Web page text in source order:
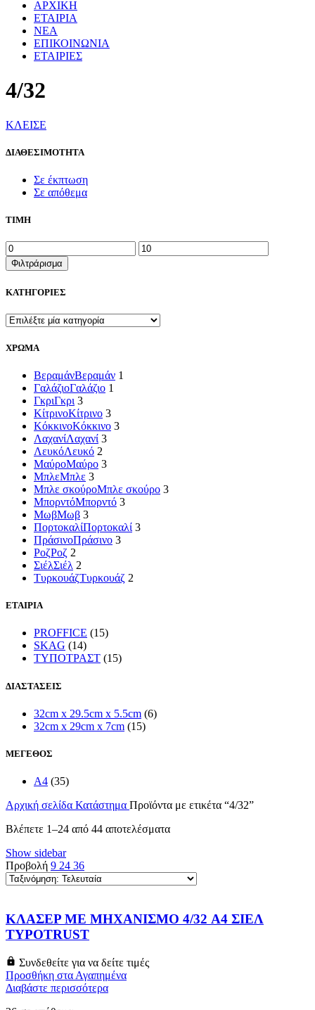
ΑΡΧΙΚΗ
ΕΤΑΙΡΙΑ
ΝΕΑ
ΕΠΙΚΟΙΝΩΝΙΑ
ΕΤΑΙΡΙΕΣ
4/32
ΚΛΕΙΣΕ
ΔΙΑΘΕΣΙΜΟΤΗΤΑ
Σε έκπτωση
Σε απόθεμα
ΤΙΜΗ
Ελάχιστη
τιμή
Μέγιστη
τιμή
Φιλτράρισμα
ΚΑΤΗΓΟΡΙΕΣ
ΧΡΩΜΑ
ΒεραμάνΒεραμάν 1
ΓαλάζιοΓαλάζιο 1
ΓκριΓκρι 3
ΚίτρινοΚίτρινο 3
ΚόκκινοΚόκκινο 3
ΛαχανίΛαχανί 3
ΛευκόΛευκό 2
ΜαύροΜαύρο 3
ΜπλεΜπλε 3
Μπλε σκούροΜπλε σκούρο 3
ΜπορντόΜπορντό 3
ΜωβΜωβ 3
ΠορτοκαλίΠορτοκαλί 3
ΠράσινοΠράσινο 3
ΡοζΡοζ 2
ΣιέλΣιέλ 2
ΤυρκουάζΤυρκουάζ 2
ΕΤΑΙΡΙΑ
PROFFICE (15)
SKAG (14)
ΤΥΠΟΤΡΑΣΤ (15)
ΔΙΑΣΤΑΣΕΙΣ
32cm x 29.5cm x 5.5cm (6)
32cm x 29cm x 7cm (15)
ΜΕΓΕΘΟΣ
A4 (35)
Αρχική σελίδα Κατάστημα Προϊόντα με ετικέτα “4/32”
Βλέπετε 1–24 από 44 αποτελέσματαSorted
Show sidebar
Προβολή 9 24 36
ΚΛΑΣΕΡ ΜΕ ΜΗΧΑΝΙΣΜΟ 4/32 A4 ΣΙΕΛ
TYPOTRUST
Συνδεθείτε για να δείτε τιμές
Προσθήκη στα Αγαπημένα
Διαβάστε περισσότερα